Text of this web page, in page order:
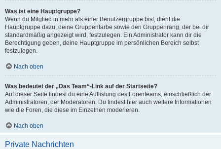
Was ist eine Hauptgruppe?
Wenn du Mitglied in mehr als einer Benutzergruppe bist, dient die
Hauptgruppe dazu, deine Gruppenfarbe sowie den Gruppenrang, der bei dir
standardmäßig angezeigt wird, festzulegen. Ein Administrator kann dir die
Berechtigung geben, deine Hauptgruppe im persönlichen Bereich selbst
festzulegen.
Nach oben
Was bedeutet der „Das Team“-Link auf der Startseite?
Auf dieser Seite findest du eine Auflistung des Forenteams, einschließlich der
Administratoren, der Moderatoren. Du findest hier auch weitere Informationen
wie die Foren, die diese im Einzelnen moderieren.
Nach oben
Private Nachrichten